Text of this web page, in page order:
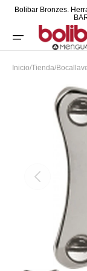
CONTENIDO
Bolibar Bronzes.
Inicio/Tienda/